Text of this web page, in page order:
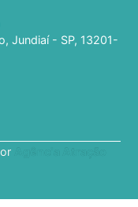
Jundiaí - SP, 13201-